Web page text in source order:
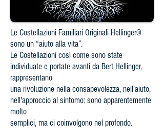
Le Costellazioni Familiari Originali Hellinger®
sono un “aiuto alla vita”.
Le Costellazioni così come sono state
individuate e portate avanti da Bert Hellinger,
rappresentano
una rivoluzione nella consapevolezza, nell'aiuto,
nell'approccio al sintomo: sono apparentemente
molto
semplici, ma ci coinvolgono nel profondo.